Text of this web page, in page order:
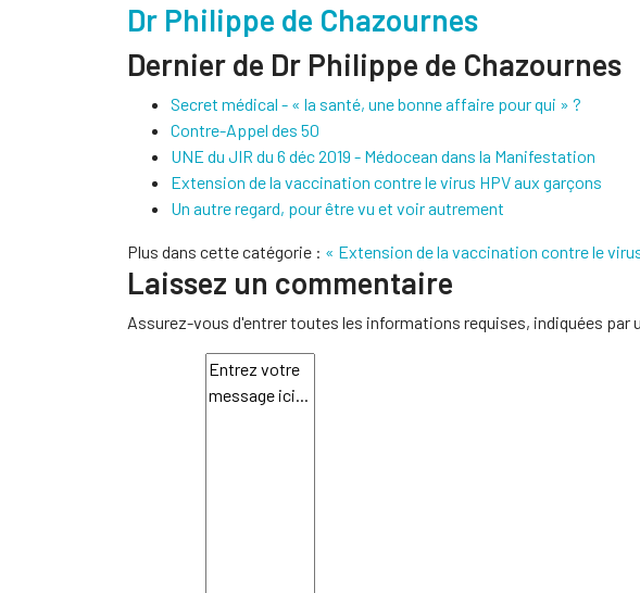
Dr Philippe de Chazournes
Dernier de Dr Philippe de Chazournes
Secret médical - « la santé, une bonne affaire pour qui » ?
Contre-Appel des 50
UNE du JIR du 6 déc 2019 - Médocean dans la Manifestation
Extension de la vaccination contre le virus HPV aux garçons
Un autre regard, pour être vu et voir autrement
Plus dans cette catégorie : « Extension de la vaccination contre le
Laissez un commentaire
Assurez-vous d'entrer toutes les informations requises, indiquées par